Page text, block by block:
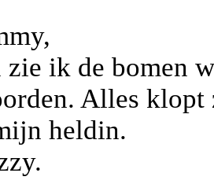
ik de bomen
Alles klopt
heldin.